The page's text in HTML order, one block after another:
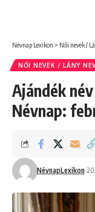
Névnap Lexikon > Női nevek /
NŐI NEVEK / LÁNY
Ajándék
Névnap:
NévnapLexikon